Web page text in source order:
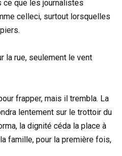
que les journalistes
celleci, surtout lorsquelles
la rue, seulement le vent
frapper, mais il trembla. La
lentement sur le trottoir du
la dignité céda la place à
famille, pour la première fois,